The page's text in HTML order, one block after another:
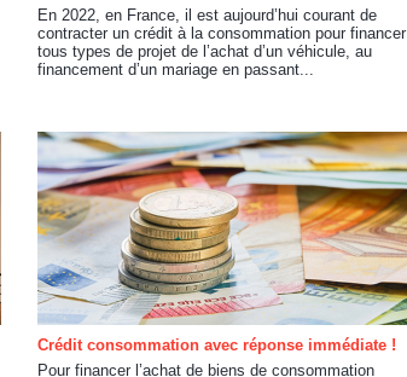
En 2022, en France, il est aujourd’hui courant de
contracter un crédit à la consommation pour financer
tous types de projet de l’achat d’un véhicule, au
financement d’un mariage en passant...
Crédit consommation avec réponse immédiate !
Pour financer l’achat de biens de consommation